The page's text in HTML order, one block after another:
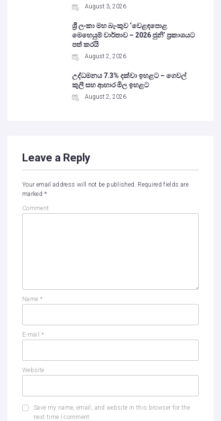
August 3, 2026
ශ්‍රී ලංකා මහ බැංකුව ‘වෙළඳපොළ
මෙහෙයුම් වාර්තාව – 2026 ජුනි’ ප්‍රකාශයට
පත් කරයි
August 2, 2026
උද්ධමනය 7.3% දක්වා ඉහළට – ගෙවල්
කුලී සහ ආහාර මිල ඉහළට
August 2, 2026
Leave a Reply
Your email address will not be published. Required fields are
marked *
Comment
Name *
E-mail *
Website
Save my name, email, and website in this browser for the
next time I comment.